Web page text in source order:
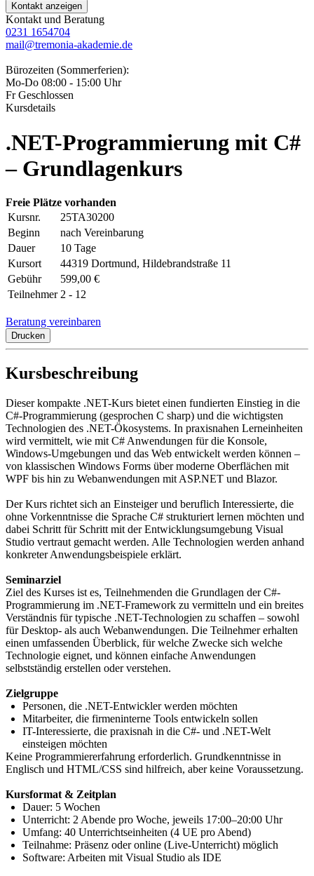
Kontakt anzeigen
Kontakt und Beratung
0231 1654704
mail@tremonia-akademie.de
Bürozeiten (Sommerferien):
Mo-Do 08:00 - 15:00 Uhr
Fr Geschlossen
Kursdetails
.NET-Programmierung mit C#
– Grundlagenkurs
Freie Plätze vorhanden
Kursnr.
25TA30200
Beginn
nach Vereinbarung
Dauer
10 Tage
Kursort
44319 Dortmund, Hildebrandstraße 11
Gebühr
599,00 €
Teilnehmer 2 - 12
Beratung vereinbaren
Drucken
Kursbeschreibung
Dieser kompakte .NET-Kurs bietet einen fundierten Einstieg in die
C#-Programmierung (gesprochen C sharp) und die wichtigsten
Technologien des .NET-Ökosystems. In praxisnahen Lerneinheiten
wird vermittelt, wie mit C# Anwendungen für die Konsole,
Windows-Umgebungen und das Web entwickelt werden können –
von klassischen Windows Forms über moderne Oberflächen mit
WPF bis hin zu Webanwendungen mit ASP.NET und Blazor.
Der Kurs richtet sich an Einsteiger und beruflich Interessierte, die
ohne Vorkenntnisse die Sprache C# strukturiert lernen möchten und
dabei Schritt für Schritt mit der Entwicklungsumgebung Visual
Studio vertraut gemacht werden. Alle Technologien werden anhand
konkreter Anwendungsbeispiele erklärt.
Seminarziel
Ziel des Kurses ist es, Teilnehmenden die Grundlagen der C#-
Programmierung im .NET-Framework zu vermitteln und ein breites
Verständnis für typische .NET-Technologien zu schaffen – sowohl
für Desktop- als auch Webanwendungen. Die Teilnehmer erhalten
einen umfassenden Überblick, für welche Zwecke sich welche
Technologie eignet, und können einfache Anwendungen
selbstständig erstellen oder verstehen.
Zielgruppe
Personen, die .NET-Entwickler werden möchten
Mitarbeiter, die firmeninterne Tools entwickeln sollen
IT-Interessierte, die praxisnah in die C#- und .NET-Welt
einsteigen möchten
Keine Programmiererfahrung erforderlich. Grundkenntnisse in
Englisch und HTML/CSS sind hilfreich, aber keine Voraussetzung.
Kursformat & Zeitplan
Dauer: 5 Wochen
Unterricht: 2 Abende pro Woche, jeweils 17:00–20:00 Uhr
Umfang: 40 Unterrichtseinheiten (4 UE pro Abend)
Teilnahme: Präsenz oder online (Live-Unterricht) möglich
Software: Arbeiten mit Visual Studio als IDE